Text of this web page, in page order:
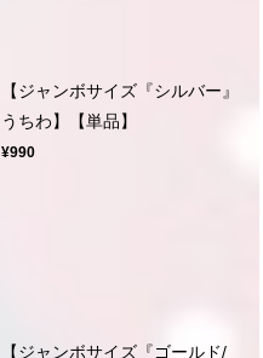
【ジャンボサイズ『シルバー』
うちわ】【単品】
¥990
【ジャンボサイズ『ゴールド/